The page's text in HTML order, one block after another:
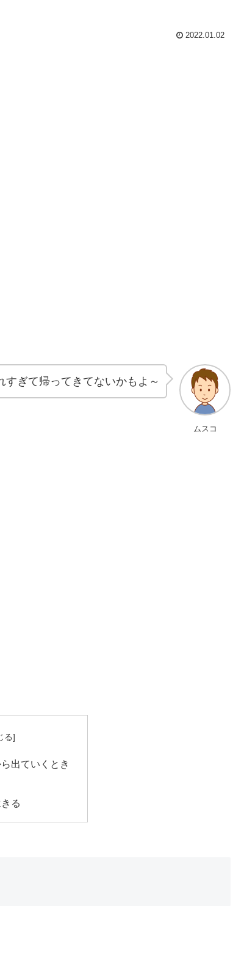
2022.01.02
ムスコ
すぎて帰ってきてないかもよ～
出ていくとき
る